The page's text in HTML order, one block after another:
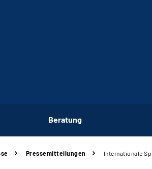
Beratung
Pressemitteilungen Internationale